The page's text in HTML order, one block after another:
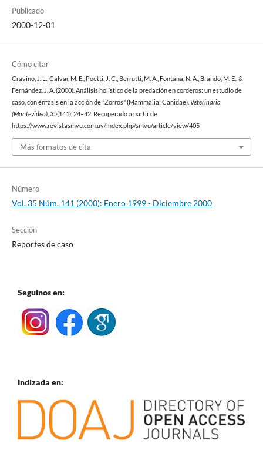
Publicado
2000-12-01
Cómo citar
Cravino, J. L., Calvar, M. E., Poetti, J. C., Berrutti, M. A., Fontana, N. A., Brando, M. E., &
Fernández, J. A. (2000). Análisis holístico de la predación en corderos: un estudio de
caso, con énfasis en la acción de "Zorros" (Mammalia: Canidae). Veterinaria
(Montevideo), 35(141), 24–42. Recuperado a partir de
https://www.revistasmvu.com.uy/index.php/smvu/article/view/405
Más formatos de cita
Número
Vol. 35 Núm. 141 (2000): Enero 1999 - Diciembre 2000
Sección
Reportes de caso
Seguinos en:
Indizada en: